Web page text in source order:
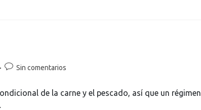
Sin comentarios
de la carne y el pescado, así que un régimen